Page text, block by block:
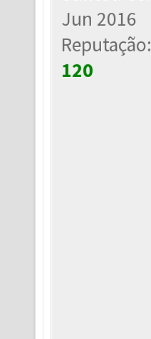
Jun 2016
Reputação:
120